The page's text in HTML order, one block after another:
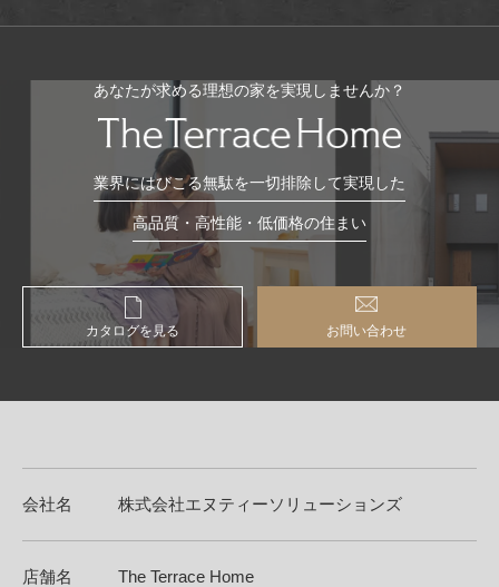
あなたが求める理想の家を実現しませんか？
業界にはびこる無駄を一切排除して実現した
高品質・高性能・低価格の住まい
カタログを見る お問い合わせ
会社名 株式会社エヌティーソリューションズ
店舗名 The Terrace Home